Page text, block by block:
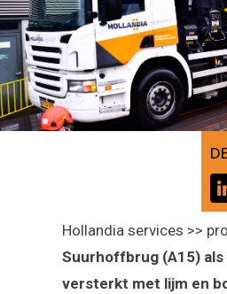
Hollandia services >>
Suurhoffbrug (A15)
versterkt met lijm en